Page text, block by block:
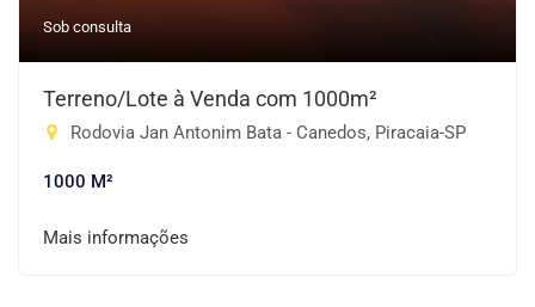
Sob consulta
Terreno/Lote à Venda com 1000m²
Rodovia Jan Antonim Bata - Canedos, Piracaia-SP
1000 M²
Mais informações